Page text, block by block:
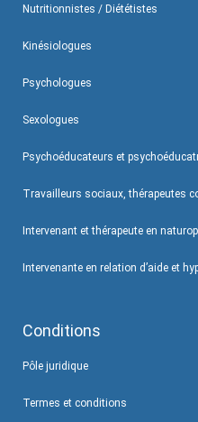
Nutritionnistes / Diététistes
Kinésiologues
Psychologues
Sexologues
Psychoéducateurs et
Travailleurs sociaux, thérapeutes
Intervenant et thérapeute en
Intervenante en relation d’aide et
Conditions
Pôle juridique
Termes et conditions